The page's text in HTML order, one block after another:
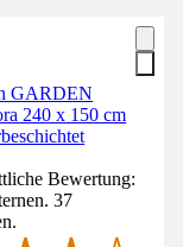
GARDEN
240 x 150 cm
Bewertung:
37